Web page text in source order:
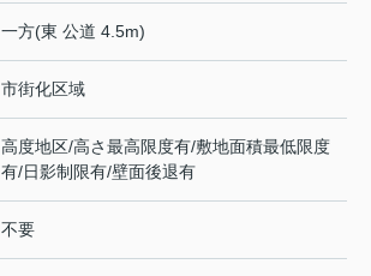
一方(東 公道 4.5m)
市街化区域
高度地区/高さ最高限度有/敷地面積最低限度
有/日影制限有/壁面後退有
不要